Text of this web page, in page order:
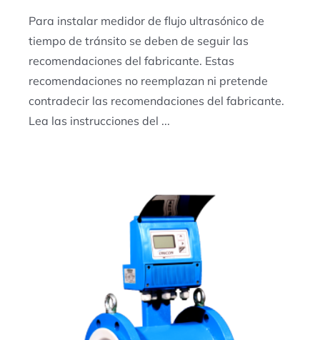
Para instalar medidor de flujo ultrasónico de
tiempo de tránsito se deben de seguir las
recomendaciones del fabricante. Estas
recomendaciones no reemplazan ni pretende
contradecir las recomendaciones del fabricante.
Lea las instrucciones del ...